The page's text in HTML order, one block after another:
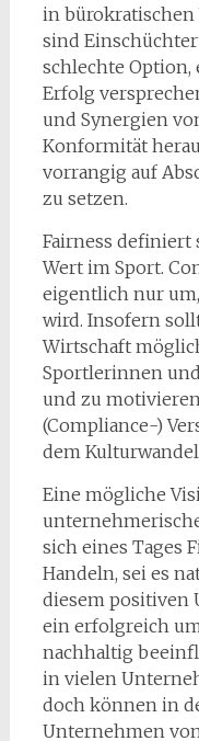
in bürokratischen
sind
schlechte
Erfolg
und Synergien
Konformität
vorrangig auf
zu setzen.
Fairness definiert
Wert im Sport.
eigentlich nur
wird. Insofern
Wirtschaft
Sportlerinnen
und zu
(Compliance-)
dem
Eine mögliche
sich eines Tages
Handeln, sei es
diesem positiven
ein erfolgreich
nachhaltig
in vielen
doch können in
Unternehmen